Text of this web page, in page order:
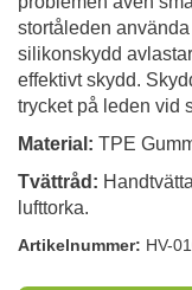
stortåleden
silikonskydd
effektivt skydd.
trycket på leden vid
Material: TPE
Tvättråd:
lufttorka.
Artikelnummer: HV-